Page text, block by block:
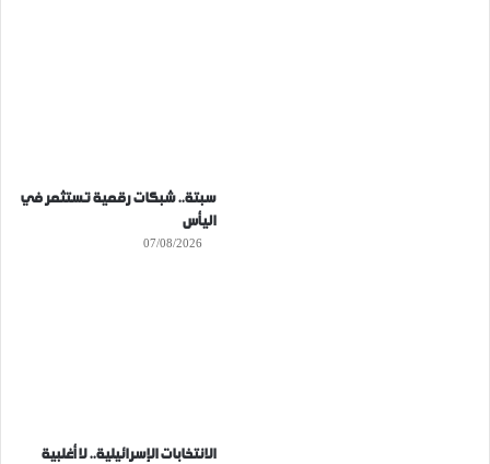
سبتة.. شبكات رقمية تستثمر في
اليأس
07/08/2026
الانتخابات الإسرائيلية.. لا أغلبية